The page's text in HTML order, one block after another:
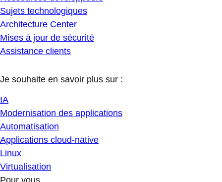
Sujets technologiques
Architecture Center
Mises à jour de sécurité
Assistance clients
Je souhaite en savoir plus sur :
IA
Modernisation des applications
Automatisation
Applications cloud-native
Linux
Virtualisation
Pour vous